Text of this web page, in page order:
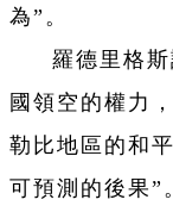
為”。
羅德里格
國領空的權力
勒比地區的和
可預測的後果”